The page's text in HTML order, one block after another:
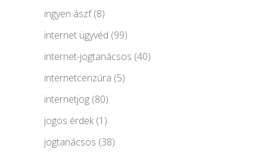
ingyen ászf(8)
internet ügyvéd (99)
internet-jogtanácsos (40)
internetcenzúra (5)
internetjog (80)
jogos érdek(1)
jogtanácsos (38)